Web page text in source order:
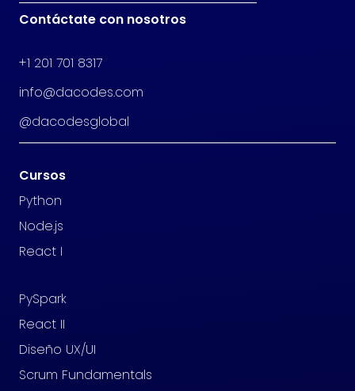
Contáctate con nosotros
+1 201 701 8317
info@dacodes.com
@dacodesglobal
Cursos
Python
Node.js
React I
PySpark
React II
Diseño UX/UI
Scrum Fundamentals